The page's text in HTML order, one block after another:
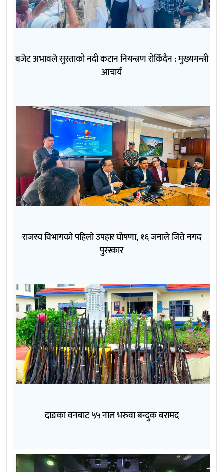
बजेट अभावले सुस्ताको नदी कटान नियन्त्रण रोकिँदैन : मुख्यमन्त्री
आचार्य
राजस्व विभागको पहिलो उपहार घोषणा, १६ जनाले जिते नगद
पुरस्कार
दाङका वनबाट ५५ नाल भरुवा बन्दुक बरामद